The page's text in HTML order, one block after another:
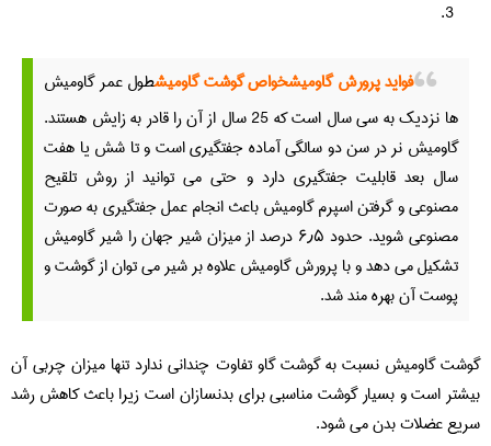
فواید پرورش گاومیشخواص گوشت گاومیشطول عمر گاومیش
ها نزدیک به سی سال است که 25 سال از آن را قادر به زایش هستند.
گاومیش نر در سن دو سالگی آماده جفتگیری است و تا شش یا هفت
سال بعد قابلیت جفتگیری دارد و حتی می توانید از روش تلقیح
مصنوعی و گرفتن اسپرم گاومیش باعث انجام عمل جفتگیری به صورت
مصنوعی شوید. حدود ۶٫۵ درصد از میزان شیر جهان را شیر گاومیش
تشکیل می دهد و با پرورش گاومیش علاوه بر شیر می توان از گوشت و
پوست آن بهره مند شد.
گوشت گاومیش نسبت به گوشت گاو تفاوت چندانی ندارد تنها میزان چربی آن
بیشتر است و بسیار گوشت مناسبی برای بدنسازان است زیرا باعث کاهش رشد
سریع عضلات بدن می شود.